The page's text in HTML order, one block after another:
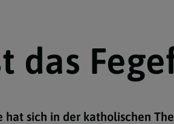
das
hat sich in der katholischen